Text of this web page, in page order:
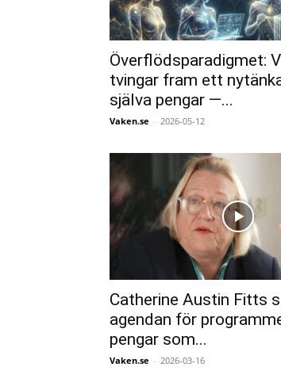
Överflödsparadigmet:
tvingar fram ett
själva pengar —...
Vaken.se - 2026-05-12
Catherine Austin Fitts
agendan för
pengar som...
Vaken.se - 2026-03-16